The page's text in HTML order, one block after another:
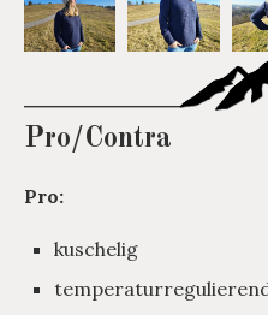
Pro/Contra
Pro:
kuschelig